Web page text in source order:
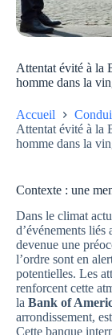
Attentat évité à la
homme dans la
Accueil
Attentat évité à la
homme dans la
Contexte : une
Dans le climat
d’événements
devenue une
l’ordre sont en
potentielles. Les
renforcent cette
la Bank of
arrondissement,
Cette banque